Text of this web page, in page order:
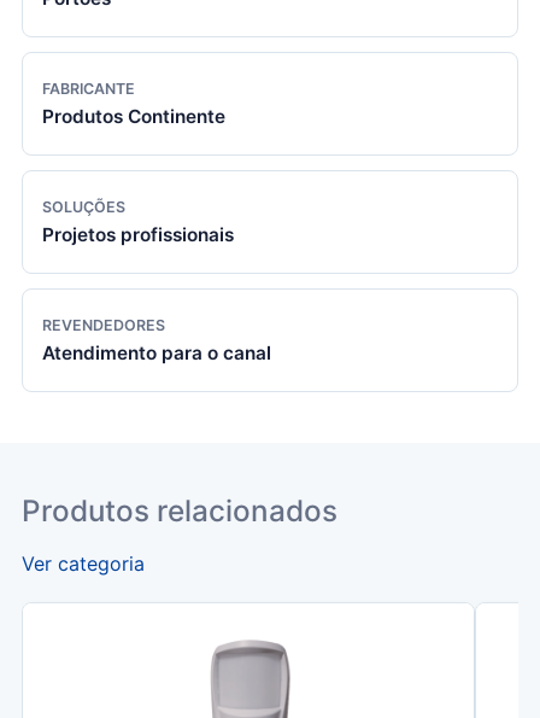
FABRICANTE
Produtos Continente
SOLUÇÕES
Projetos profissionais
REVENDEDORES
Atendimento para o canal
Produtos relacionados
Ver categoria